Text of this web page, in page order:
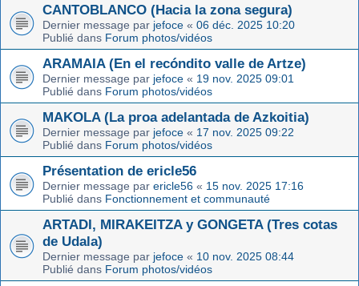
CANTOBLANCO (Hacia la zona segura)
Dernier message par jefoce « 06 déc. 2025 10:20
Publié dans Forum photos/vidéos
ARAMAIA (En el recóndito valle de Artze)
Dernier message par jefoce « 19 nov. 2025 09:01
Publié dans Forum photos/vidéos
MAKOLA (La proa adelantada de Azkoitia)
Dernier message par jefoce « 17 nov. 2025 09:22
Publié dans Forum photos/vidéos
Présentation de ericle56
Dernier message par ericle56 « 15 nov. 2025 17:16
Publié dans Fonctionnement et communauté
ARTADI, MIRAKEITZA y GONGETA (Tres cotas
de Udala)
Dernier message par jefoce « 10 nov. 2025 08:44
Publié dans Forum photos/vidéos